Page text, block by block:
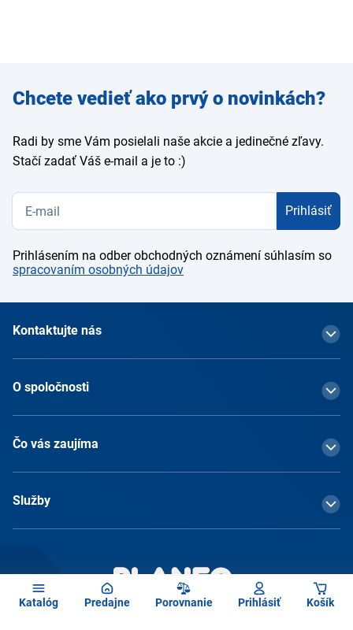
Katalóg Predajne Porovnanie Prihlásiť Košík
Zadajte
e-mail
Chcete vedieť ako prvý o novinkách?
Radi by sme Vám posielali naše akcie a jedinečné zľavy.
Stačí zadať Váš e-mail a je to :)
Prihlásiť
Prihlásením na odber obchodných oznámení súhlasím so
spracovaním osobných údajov
Kontaktujte nás
O spoločnosti
Čo vás zaujíma
Služby